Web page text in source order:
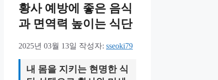
황사 예방에 좋은 음식
과 면역력 높이는 식단
2025년 03월 13일 작성자: sseoki79
내 몸을 지키는 현명한 식